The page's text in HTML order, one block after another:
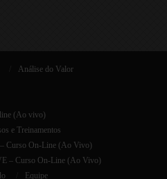
Análise do Valor
(Ao vivo)
e Treinamentos
Curso On-Line (Ao Vivo)
– Curso On-Line (Ao Vivo)
Equipe